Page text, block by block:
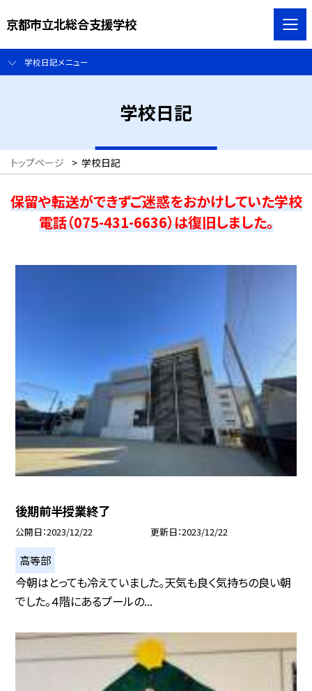
京都市立北総合支援学校
学校日記メニュー
学校日記
トップページ > 学校日記
保留や転送ができずご迷惑をおかけしていた学校
電話（075-431-6636）は復旧しました。
後期前半授業終了
公開日 2023/12/22 更新日 2023/12/22
高等部
今朝はとっても冷えていました。天気も良く気持ちの良い朝
でした。４階にあるプールの...